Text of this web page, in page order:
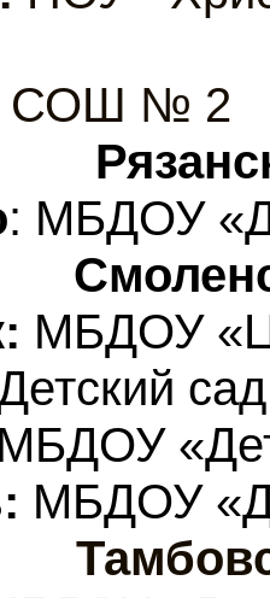
СОШ № 2
: МБДОУ
МБДОУ
МБДОУ
МБДОУ